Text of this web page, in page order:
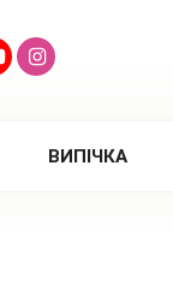
ВИПІЧКА